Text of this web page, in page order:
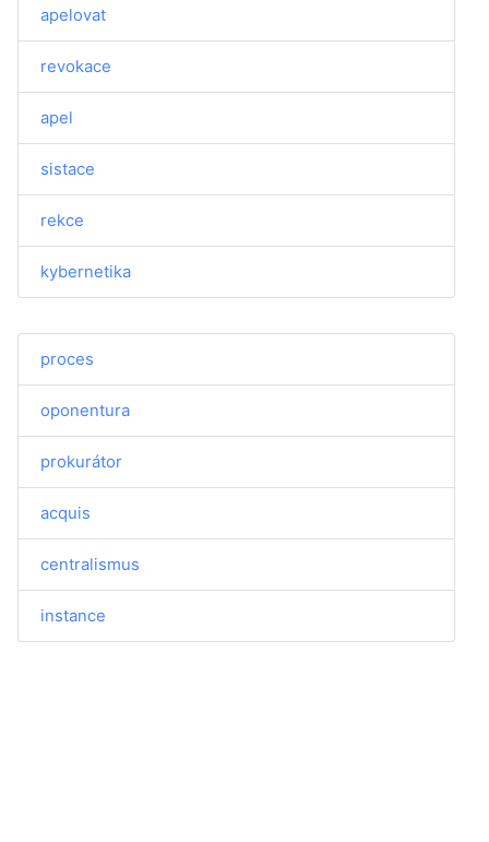
apelovat
revokace
apel
sistace
rekce
kybernetika
proces
oponentura
prokurátor
acquis
centralismus
instance